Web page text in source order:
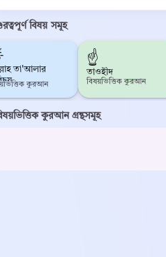
বিষয় সমূহ
তা'আলার
কুরআন
☝️
তাওহীদ
বিষয়ভিত্তিক কুরআন
কুরআন গ্রন্থসমূহ